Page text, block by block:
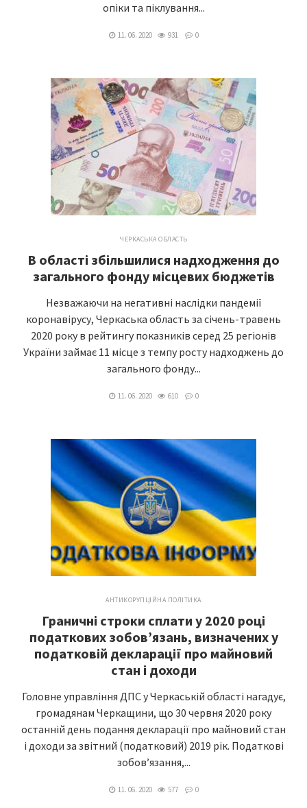
опіки та піклування...
11. 06. 2020 931 0
ЧЕРКАСЬКА ОБЛАСТЬ
В області збільшилися надходження до
загального фонду місцевих бюджетів
Незважаючи на негативні наслідки пандемії
коронавірусу, Черкаська область за січень-травень
2020 року в рейтингу показників серед 25 регіонів
України займає 11 місце з темпу росту надходжень до
загального фонду...
11. 06. 2020 610 0
АНТИКОРУПЦІЙНА ПОЛІТИКА
Граничні строки сплати у 2020 році
податкових зобов’язань, визначених у
податковій декларації про майновий
стан і доходи
Головне управління ДПС у Черкаській області нагадує,
громадянам Черкащини, що 30 червня 2020 року
останній день подання декларації про майновий стан
і доходи за звітний (податковий) 2019 рік. Податкові
зобов’язання,...
11. 06. 2020 577 0